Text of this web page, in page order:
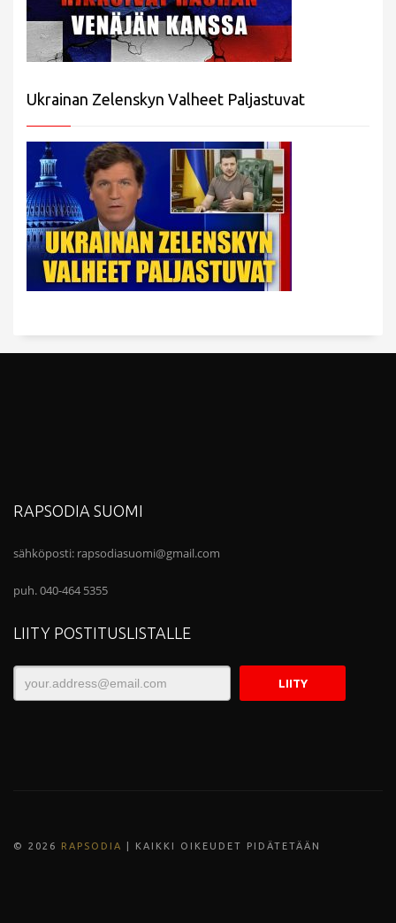
Ukrainan Zelenskyn Valheet Paljastuvat
RAPSODIA SUOMI
sähköposti: rapsodiasuomi@gmail.com
puh. 040-464 5355
LIITY POSTITUSLISTALLE
© 202 6 RAPSODIA | KAIKKI OIKEUDET PIDÄTETÄÄN